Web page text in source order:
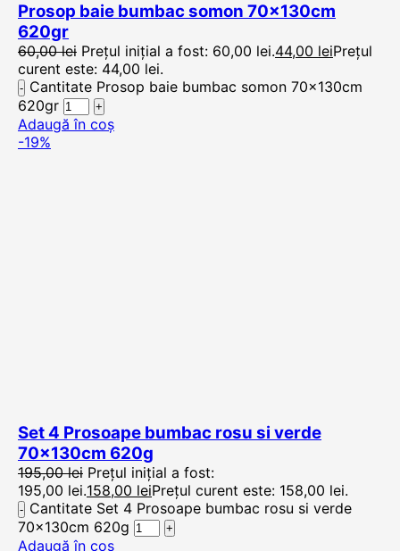
Prosop baie bumbac somon 70x130cm
620gr
60,00lei Prețul inițial a fost: 60,00 lei.44,00 leiPrețul
curent este: 44,00 lei.
Cantitate Prosop baie bumbac somon 70x130cm
620gr
Adaugă în coș
-19%
Set 4 Prosoape bumbac rosu si verde
70x130cm 620g
195,00lei Prețul inițial a fost:
195,00 lei.158,00 leiPrețul curent este: 158,00 lei.
Cantitate Set 4 Prosoape bumbac rosu si verde
70x130cm 620g
Adaugă în coș